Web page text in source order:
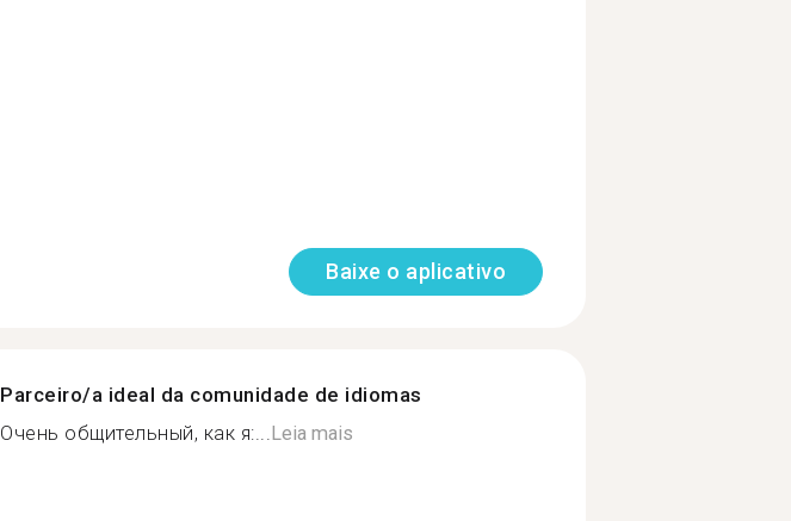
Baixe o aplicativo
Parceiro/a ideal da comunidade de idiomas
Очень общительный, как я:...Leia mais